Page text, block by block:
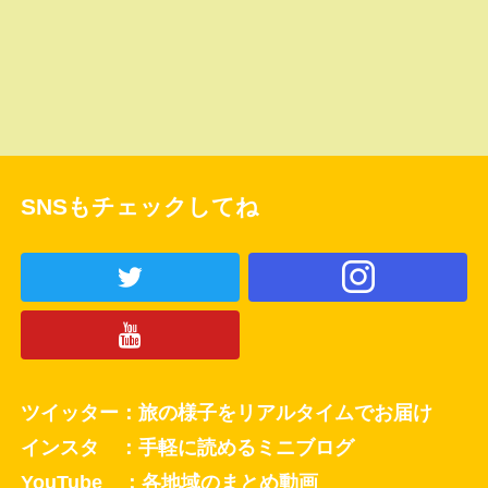
SNSもチェックしてね
ツイッター：旅の様子をリアルタイムでお届け
インスタ ：手軽に読めるミニブログ
YouTube ：各地域のまとめ動画